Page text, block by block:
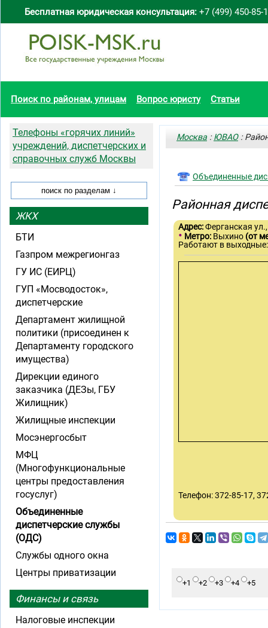
Бесплатная юридическая консультация: +7 (499) 450-85-
Поиск по районам, улицам Вопрос юристу Статьи
Москва :ЮВАО:
Объединенные
Районная
Адрес:Ферганская
• Метро: Выхино (от
Работают в
Телефон: 372-85-17,
+1 +2 +3 +4 +5
Телефоны «горячих линий»
учреждений, диспетчерских и
справочных служб Москвы
ЖКХ
БТИ
Газпром межрегионгаз
ГУ ИС (ЕИРЦ)
ГУП «Мосводосток»,
диспетчерские
Департамент жилищной
политики (присоединен к
Департаменту городского
имущества)
Дирекции единого
заказчика (ДЕЗы, ГБУ
Жилищник)
Жилищные инспекции
Мосэнергосбыт
МФЦ
(Многофункциональные
центры предоставления
госуслуг)
Объединенные
диспетчерские службы
(ОДС)
Службы одного окна
Центры приватизации
Финансы и связь
Налоговые инспекции